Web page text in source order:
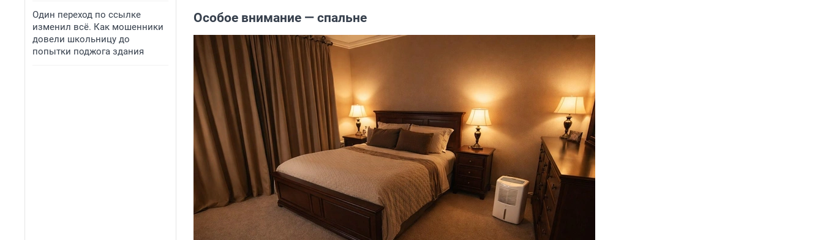
Один переход по ссылке
изменил всё. Как мошенники
довели школьницу до
попытки поджога здания
Особое внимание — спальне